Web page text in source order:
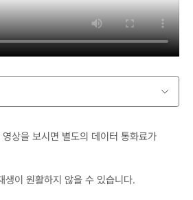
상을 보시면 별도의 데이터 통화료가
생이 원활하지 않을 수 있습니다.